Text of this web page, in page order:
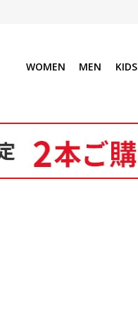
WOMEN MEN KIDS